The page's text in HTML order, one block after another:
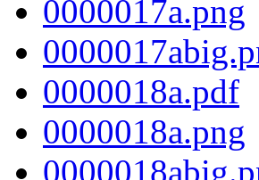
0000017a.png
0000018a.pdf
0000018a.png